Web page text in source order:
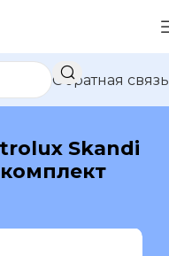
Обратная связь
Skandi
комплект